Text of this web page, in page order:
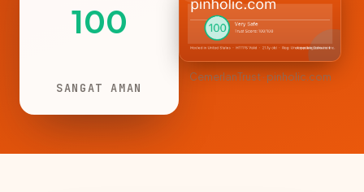
100
SANGAT AMAN
CemerlanTrust · pinholic.com